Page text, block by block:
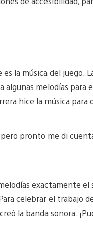
la música del juego.
melodías
hice la música para
pronto me di
exactamente
celebrar el trabajo
la banda sonora.